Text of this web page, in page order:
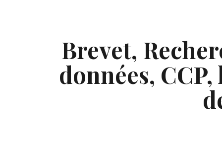
Brevet,
données,